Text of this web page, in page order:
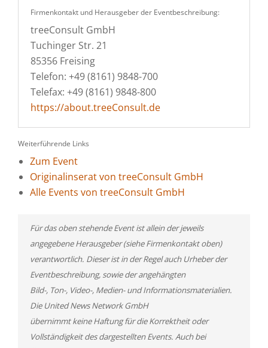
Firmenkontakt und Herausgeber der Eventbeschreibung:
treeConsult GmbH
Tuchinger Str. 21
85356 Freising
Telefon: +49 (8161) 9848-700
Telefax: +49 (8161) 9848-800
https://about.treeConsult.de
Weiterführende Links
Zum Event
Originalinserat von treeConsult GmbH
Alle Events von treeConsult GmbH
Für das oben stehende Event ist allein der jeweils
angegebene Herausgeber (siehe Firmenkontakt oben)
verantwortlich. Dieser ist in der Regel auch Urheber der
Eventbeschreibung, sowie der angehängten
Bild-, Ton-, Video-, Medien- und Informationsmaterialien.
Die United News Network GmbH
übernimmt keine Haftung für die Korrektheit oder
Vollständigkeit des dargestellten Events. Auch bei